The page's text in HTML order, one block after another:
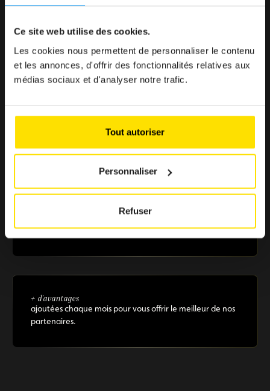
Ce site web utilise des cookies.
Les cookies nous permettent de personnaliser le contenu
et les annonces, d'offrir des fonctionnalités relatives aux
médias sociaux et d'analyser notre trafic.
Tout autoriser
Personnaliser
Refuser
Parce que profiter du Club doit être simple, rapide et
sans effort.
> 500 € d'économie
Des offres sélectionnées pour renforcer votre pouvoir
Une sélection de marques reconnues au Luxembourg
pour vous garantir des avantages fiables et essentiels.
+ d'avantages
ajoutées chaque mois pour vous offrir le meilleur de nos
partenaires.